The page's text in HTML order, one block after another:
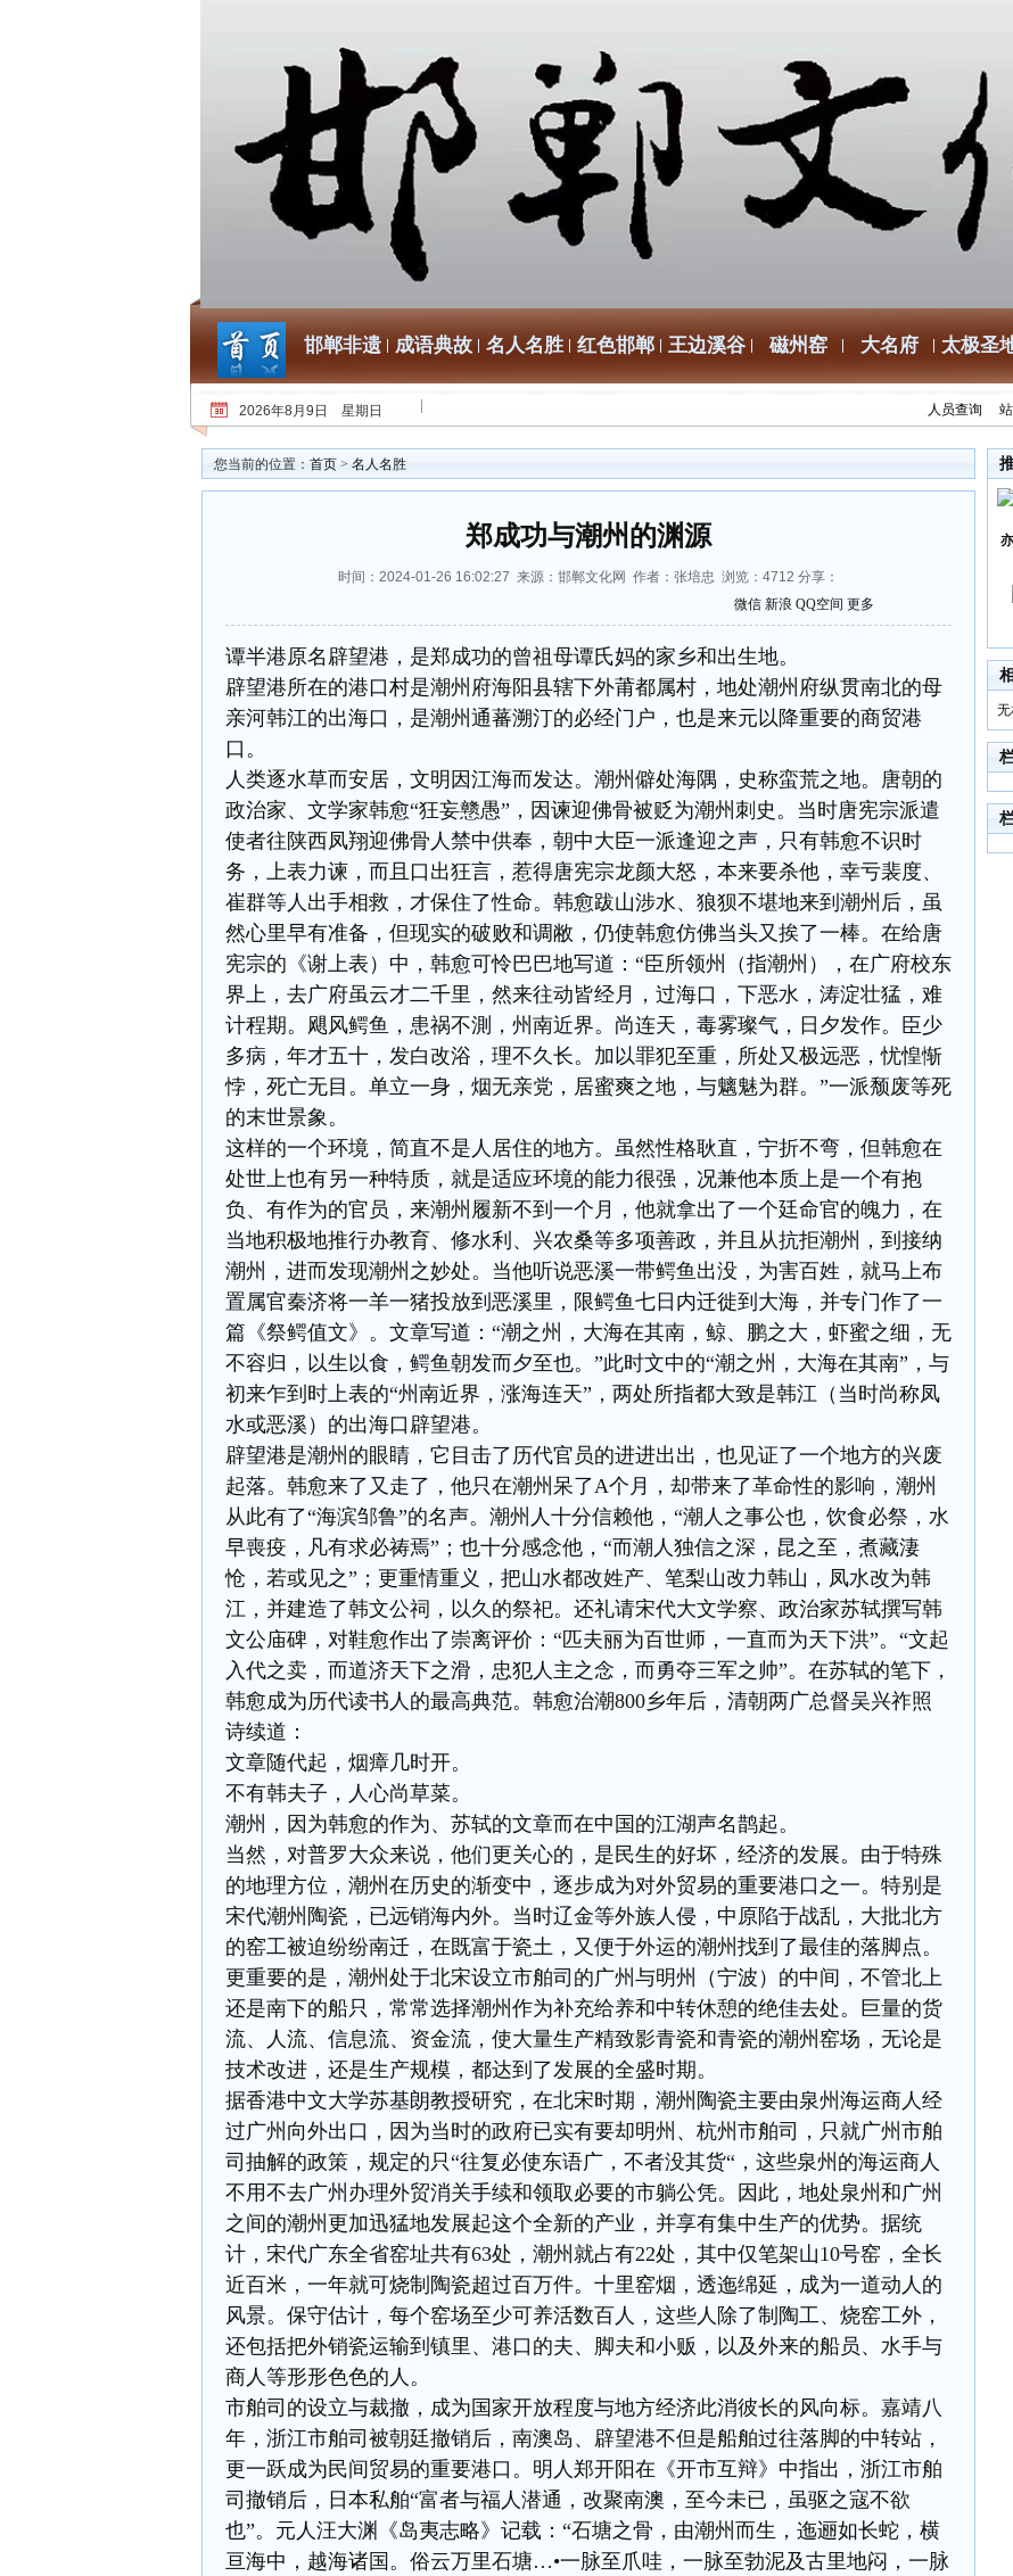
邯郸非遗 成语典故 名人名胜 红色邯郸 王边溪谷 磁州窑 大名府 太极圣
2026年8月9日 星期日 人员查询
您当前的位置： 首页 > 名人名胜
郑成功与潮州的渊源
时间：2024-01-26 16:02:27 来源：邯郸文化网 作者：张培忠 浏览： 4712 分享：
微信 新浪 QQ空间 更多
谭半港原名辟望港，是郑成功的曾祖母谭氏妈的家乡和出生地。
辟望港所在的港口村是潮州府海阳县辖下外莆都属村，地处潮州府纵贯南北的母
亲河韩江的出海口，是潮州通蕃溯汀的必经门户，也是来元以降重要的商贸港
口。
人类逐水草而安居，文明因江海而发达。潮州僻处海隅，史称蛮荒之地。唐朝的
政治家、文学家韩愈“狂妄戆愚”，因谏迎佛骨被贬为潮州刺史。当时唐宪宗派遣
使者往陕西凤翔迎佛骨人禁中供奉，朝中大臣一派逢迎之声，只有韩愈不识时
务，上表力谏，而且口出狂言，惹得唐宪宗龙颜大怒，本来要杀他，幸亏裴度、
崔群等人出手相救，才保住了性命。韩愈跋山涉水、狼狈不堪地来到潮州后，虽
然心里早有准备，但现实的破败和调敝，仍使韩愈仿佛当头又挨了一棒。在给唐
宪宗的《谢上表）中，韩愈可怜巴巴地写道：“臣所领州（指潮州），在广府校东
界上，去广府虽云才二千里，然来往动皆经月，过海口，下恶水，涛淀壮猛，难
计程期。飓风鳄鱼，患祸不測，州南近界。尚连天，毒雾璨气，日夕发作。臣少
多病，年才五十，发白改浴，理不久长。加以罪犯至重，所处又极远恶，忧惶惭
悖，死亡无目。单立一身，烟无亲党，居蜜爽之地，与魑魅为群。”一派颓废等死
的末世景象。
这样的一个环境，简直不是人居住的地方。虽然性格耿直，宁折不弯，但韩愈在
处世上也有另一种特质，就是适应环境的能力很强，况兼他本质上是一个有抱
负、有作为的官员，来潮州履新不到一个月，他就拿出了一个廷命官的魄力，在
当地积极地推行办教育、修水利、兴农桑等多项善政，并且从抗拒潮州，到接纳
潮州，进而发现潮州之妙处。当他听说恶溪一带鳄鱼出没，为害百姓，就马上布
置属官秦济将一羊一猪投放到恶溪里，限鳄鱼七日内迁徙到大海，并专门作了一
篇《祭鳄值文》。文章写道：“潮之州，大海在其南，鲸、鹏之大，虾蜜之细，无
不容归，以生以食，鳄鱼朝发而夕至也。”此时文中的“潮之州，大海在其南”，与
初来乍到时上表的“州南近界，涨海连天”，两处所指都大致是韩江（当时尚称凤
水或恶溪）的出海口辟望港。
辟望港是潮州的眼睛，它目击了历代官员的进进出出，也见证了一个地方的兴废
起落。韩愈来了又走了，他只在潮州呆了A个月，却带来了革命性的影响，潮州
从此有了“海滨邹鲁”的名声。潮州人十分信赖他，“潮人之事公也，饮食必祭，水
早喪疫，凡有求必祷焉”；也十分感念他，“而潮人独信之深，昆之至，煮藏淒
怆，若或见之”；更重情重义，把山水都改姓产、笔梨山改力韩山，凤水改为韩
江，并建造了韩文公祠，以久的祭祀。还礼请宋代大文学察、政治家苏轼撰写韩
文公庙碑，对鞋愈作出了崇离评价：“匹夫丽为百世师，一直而为天下洪”。“文起
入代之卖，而道济天下之滑，忠犯人主之念，而勇夺三军之帅”。在苏轼的笔下，
韩愈成为历代读书人的最高典范。韩愈治潮800乡年后，清朝两广总督吴兴祚照
诗续道：
文章随代起，烟瘴几时开。
不有韩夫子，人心尚草菜。
潮州，因为韩愈的作为、苏轼的文章而在中国的江湖声名鹊起。
当然，对普罗大众来说，他们更关心的，是民生的好坏，经济的发展。由于特殊
的地理方位，潮州在历史的渐变中，逐步成为对外贸易的重要港口之一。特别是
宋代潮州陶瓷，已远销海内外。当时辽金等外族人侵，中原陷于战乱，大批北方
的窑工被迫纷纷南迁，在既富于瓷土，又便于外运的潮州找到了最佳的落脚点。
更重要的是，潮州处于北宋设立市舶司的广州与明州（宁波）的中间，不管北上
还是南下的船只，常常选择潮州作为补充给养和中转休憩的绝佳去处。巨量的货
流、人流、信息流、资金流，使大量生产精致影青瓷和青瓷的潮州窑场，无论是
技术改进，还是生产规模，都达到了发展的全盛时期。
据香港中文大学苏基朗教授研究，在北宋时期，潮州陶瓷主要由泉州海运商人经
过广州向外出口，因为当时的政府已实有要却明州、杭州市舶司，只就广州市舶
司抽解的政策，规定的只“往复必使东语广，不者没其货“，这些泉州的海运商人
不用不去广州办理外贸消关手续和领取必要的市躺公凭。因此，地处泉州和广州
之间的潮州更加迅猛地发展起这个全新的产业，并享有集中生产的优势。据统
计，宋代广东全省窑址共有63处，潮州就占有22处，其中仅笔架山10号窑，全长
近百米，一年就可烧制陶瓷超过百万件。十里窑烟，透迤绵延，成为一道动人的
风景。保守估计，每个窑场至少可养活数百人，这些人除了制陶工、烧窑工外，
还包括把外销瓷运输到镇里、港口的夫、脚夫和小贩，以及外来的船员、水手与
商人等形形色色的人。
市舶司的设立与裁撤，成为国家开放程度与地方经济此消彼长的风向标。嘉靖八
年，浙江市舶司被朝廷撤销后，南澳岛、辟望港不但是船舶过往落脚的中转站，
更一跃成为民间贸易的重要港口。明人郑开阳在《开市互辩》中指出，浙江市舶
司撤销后，日本私舶“富者与福人潜通，改聚南澳，至今未已，虽驱之寇不欲
也”。元人汪大渊《岛夷志略》记载：“石塘之骨，由潮州而生，迤逦如长蛇，横
亘海中，越海诸国。俗云万里石塘…•一脉至爪哇，一脉至勃泥及古里地闷，一脉
无